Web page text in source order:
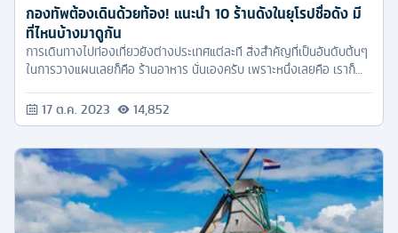
กองทัพต้องเดินด้วยท้อง! แนะนำ 10 ร้านดังในยุโรปชื่อดัง มี
ที่ไหนบ้างมาดูกัน
การเดินทางไปท่องเที่ยวยังต่างประเทศแต่ละที สิ่งสำคัญที่เป็นอันดับต้นๆ
ในการวางแผนเลยก็คือ ร้านอาหาร นั่นเองครับ เพราะหนึ่งเลยคือ เราก็
สองคือ เราจะได้ไม่ต้องมาเสียเวลาหาร้าน หรือทานแต่บะหมี่กึ่งสำเร็จรูป
ทั้งทริป
17 ต.ค. 2023 14,852